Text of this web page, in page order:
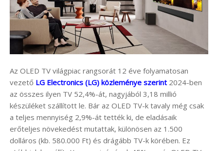
Az OLED TV világpiac rangsorát 12 éve folyamatosan
vezető LG Electronics (LG) közleménye szerint 2024-ben
az összes ilyen TV 52,4%-át, nagyjából 3,18 millió
készüléket szállított le. Bár az OLED TV-k tavaly még csak
a teljes mennyiség 2,9%-át tették ki, de eladásaik
erőteljes növekedést mutattak, különösen az 1.500
dolláros (kb. 580.000 Ft) és drágább TV-k körében. Ez